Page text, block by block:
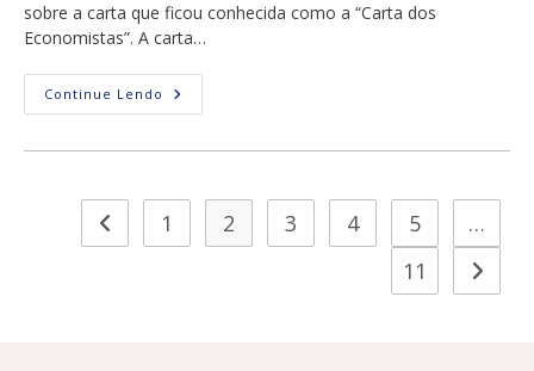
sobre a carta que ficou conhecida como a “Carta dos
Economistas”. A carta…
Continue Lendo PodCast
Das
A
Carta
Dos
Economistas
Ir para a página anterior
1 2 3 4 5
…
11
Ir para